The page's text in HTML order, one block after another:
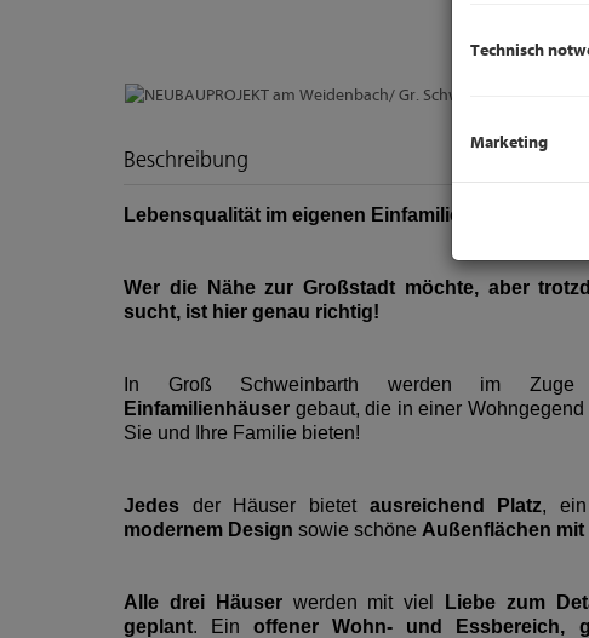
Beschreibung
Lebensqualität im eigenen Einfamilienhaus - mit
Wer die Nähe zur Großstadt möchte, aber
sucht, ist hier genau richtig!
In Groß Schweinbarth werden im
Einfamilienhäuser gebaut, die in einer
Sie und Ihre Familie bieten!
Jedes der Häuser bietet ausreichend Platz, ein
modernem Design sowie schöne Außenflächen mit
Alle drei Häuserwerden mit viel Liebe zum
geplant. Einoffener Wohn- und Essbereich,
Technisch
Marketing